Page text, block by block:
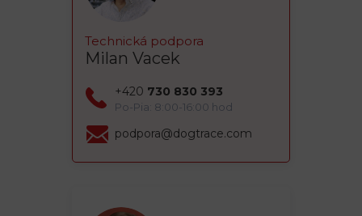
Technická podpora
Milan Vacek
+420 730 830 393
Po-Pia: 8:00-16:00 hod
podpora@dogtrace.com